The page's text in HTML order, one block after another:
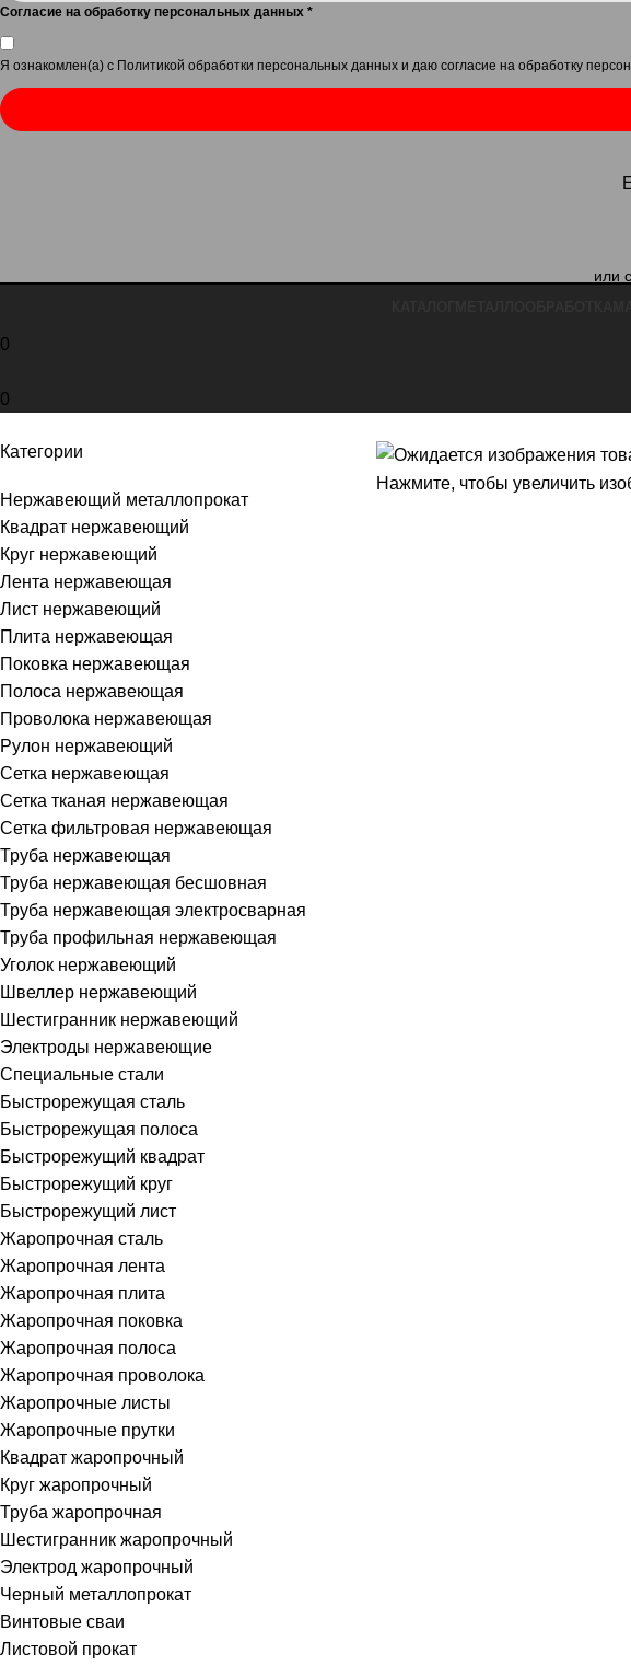
Согласие на обработку персональных данных *
Я ознакомлен(а) с Политикой обработки персональных данных и даю согласие на обработку
или
0
0
Категории
Нержавеющий металлопрокат
Квадрат нержавеющий
Круг нержавеющий
Лента нержавеющая
Лист нержавеющий
Плита нержавеющая
Поковка нержавеющая
Полоса нержавеющая
Проволока нержавеющая
Рулон нержавеющий
Сетка нержавеющая
Сетка тканая нержавеющая
Сетка фильтровая нержавеющая
Труба нержавеющая
Труба нержавеющая бесшовная
Труба нержавеющая электросварная
Труба профильная нержавеющая
Уголок нержавеющий
Швеллер нержавеющий
Шестигранник нержавеющий
Электроды нержавеющие
Специальные стали
Быстрорежущая сталь
Быстрорежущая полоса
Быстрорежущий квадрат
Быстрорежущий круг
Быстрорежущий лист
Жаропрочная сталь
Жаропрочная лента
Жаропрочная плита
Жаропрочная поковка
Жаропрочная полоса
Жаропрочная проволока
Жаропрочные листы
Жаропрочные прутки
Квадрат жаропрочный
Круг жаропрочный
Труба жаропрочная
Шестигранник жаропрочный
Электрод жаропрочный
Черный металлопрокат
Винтовые сваи
Листовой прокат
Нажмите, чтобы увеличить